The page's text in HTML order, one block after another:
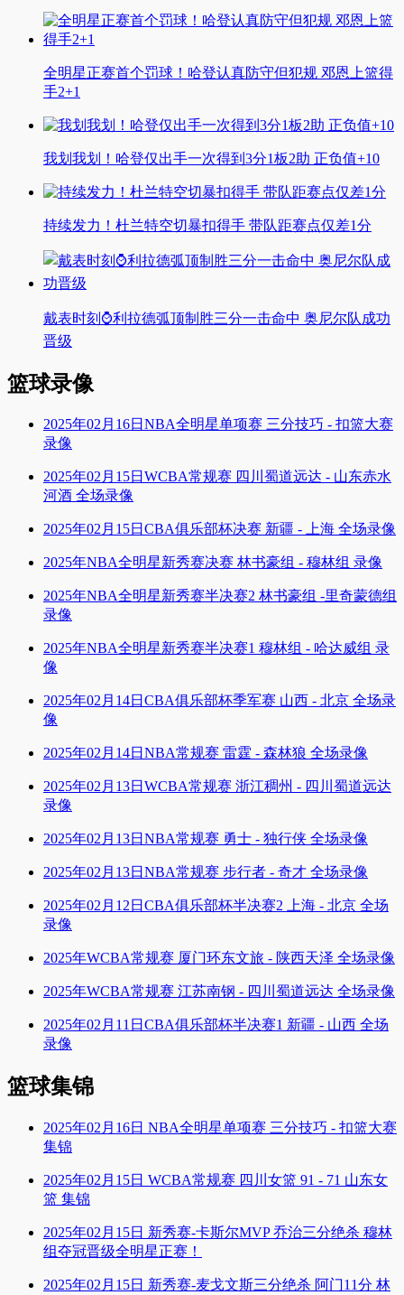
全明星正赛首个罚球！哈登认真防守但犯规 邓恩上篮得
手2+1
我划我划！哈登仅出手一次得到3分1板2助 正负值+10
持续发力！杜兰特空切暴扣得手 带队距赛点仅差1分
戴表时刻⌚利拉德弧顶制胜三分一击命中 奥尼尔队成功
晋级
篮球录像
2025年02月16日NBA全明星单项赛 三分技巧 - 扣篮大赛
录像
2025年02月15日WCBA常规赛 四川蜀道远达 - 山东赤水
河酒 全场录像
2025年02月15日CBA俱乐部杯决赛 新疆 - 上海 全场录像
2025年NBA全明星新秀赛决赛 林书豪组 - 穆林组 录像
2025年NBA全明星新秀赛半决赛2 林书豪组 -里奇蒙德组
录像
2025年NBA全明星新秀赛半决赛1 穆林组 - 哈达威组 录
像
2025年02月14日CBA俱乐部杯季军赛 山西 - 北京 全场录
像
2025年02月14日NBA常规赛 雷霆 - 森林狼 全场录像
2025年02月13日WCBA常规赛 浙江稠州 - 四川蜀道远达
录像
2025年02月13日NBA常规赛 勇士 - 独行侠 全场录像
2025年02月13日NBA常规赛 步行者 - 奇才 全场录像
2025年02月12日CBA俱乐部杯半决赛2 上海 - 北京 全场
录像
2025年WCBA常规赛 厦门环东文旅 - 陕西天泽 全场录像
2025年WCBA常规赛 江苏南钢 - 四川蜀道远达 全场录像
2025年02月11日CBA俱乐部杯半决赛1 新疆 - 山西 全场
录像
篮球集锦
2025年02月16日 NBA全明星单项赛 三分技巧 - 扣篮大赛
集锦
2025年02月15日 WCBA常规赛 四川女篮 91 - 71 山东女
篮 集锦
2025年02月15日 新秀赛-卡斯尔MVP 乔治三分绝杀 穆林
组夺冠晋级全明星正赛！
2025年02月15日 新秀赛-麦戈文斯三分绝杀 阿门11分 林